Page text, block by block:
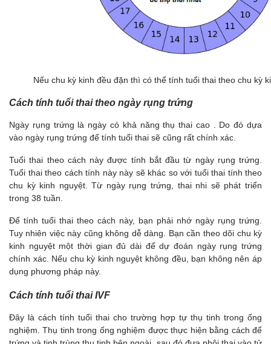
Nếu chu kỳ kinh đều đặn thì có thể tính tuổi thai theo chu kỳ
Cách tính tuổi thai theo ngày rụng trứng
Ngày rụng trứng là ngày có khả năng thụ thai cao . Do đó dựa
vào ngày rụng trứng để tính tuổi thai sẽ cũng rất chính xác.
Tuổi thai theo cách này được tính bắt đầu từ ngày rụng trứng.
Tuổi thai theo cách tính này này sẽ khác so với tuổi thai tính theo
chu kỳ kinh nguyệt. Từ ngày rụng trứng, thai nhi sẽ phát triển
trong 38 tuần.
Để tính tuổi thai theo cách này, bạn phải nhớ ngày rụng trứng.
Tuy nhiên việc này cũng không dễ dàng. Bạn cần theo dõi chu kỳ
kinh nguyệt một thời gian đủ dài để dự đoán ngày rụng trứng
chính xác. Nếu chu kỳ kinh nguyệt không đều, bạn không nên áp
dụng phương pháp này.
Cách tính tuổi thai IVF
Đây là cách tính tuổi thai cho trường hợp tự thụ tinh trong ống
nghiệm. Thụ tinh trong ống nghiệm được thực hiện bằng cách để